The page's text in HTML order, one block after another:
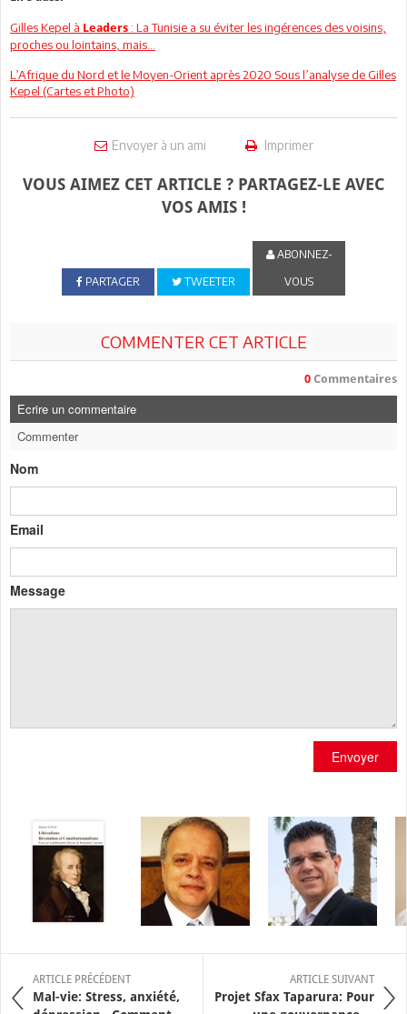
Gilles Kepel à Leaders : La Tunisie a su éviter les ingérences des voisins,
proches ou lointains, mais...
L’Afrique du Nord et le Moyen-Orient après 2020 Sous l’analyse de Gilles
Kepel (Cartes et Photo)
Envoyer à un ami Imprimer
VOUS AIMEZ CET ARTICLE ? PARTAGEZ-LE AVEC
VOS AMIS !
PARTAGER TWEETER
ABONNEZ-
VOUS
COMMENTER CET ARTICLE
0 Commentaires
Ecrire un commentaire
Commenter
Nom
Email
Message
Envoyer
ARTICLE PRÉCÉDENT
Mal-vie: Stress, anxiété,
ARTICLE SUIVANT
Projet Sfax Taparura: Pour